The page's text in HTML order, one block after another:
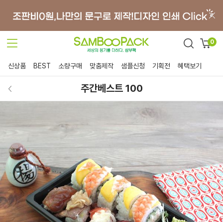
0
신상품 BEST 소량구매 맞춤제작 샘플신청 기획전 혜택보기
주간베스트 100